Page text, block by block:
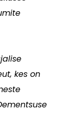
kes on